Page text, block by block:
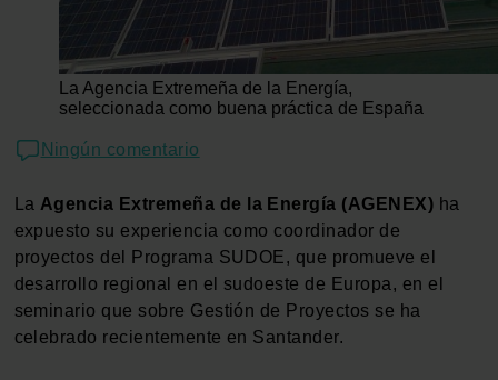
La Agencia Extremeña de la Energía,
seleccionada como buena práctica de España
Ningún comentario
La Agencia Extremeña de la Energía (AGENEX) ha
expuesto su experiencia como coordinador de
proyectos del Programa SUDOE, que promueve el
desarrollo regional en el sudoeste de Europa, en el
seminario que sobre Gestión de Proyectos se ha
celebrado recientemente en Santander.